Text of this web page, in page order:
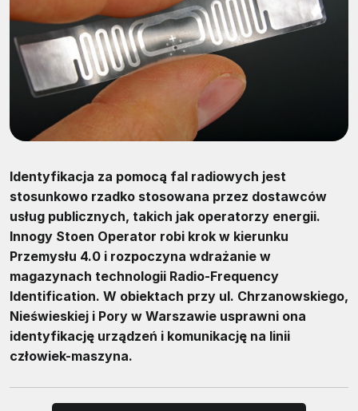
Identyfikacja za pomocą fal radiowych jest
stosunkowo rzadko stosowana przez dostawców
usług publicznych, takich jak operatorzy energii.
Innogy Stoen Operator robi krok w kierunku
Przemysłu 4.0 i rozpoczyna wdrażanie w
magazynach technologii Radio-Frequency
Identification. W obiektach przy ul. Chrzanowskiego,
Nieświeskiej i Pory w Warszawie usprawni ona
identyfikację urządzeń i komunikację na linii
człowiek-maszyna.